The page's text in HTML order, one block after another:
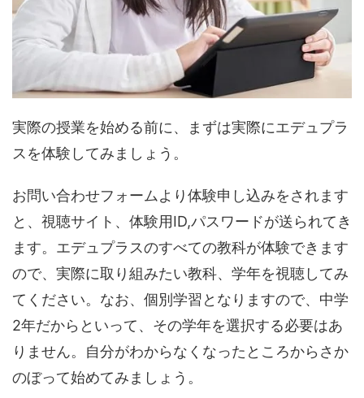
実際の授業を始める前に、まずは実際にエデュプラ
スを体験してみましょう。
お問い合わせフォームより体験申し込みをされます
と、視聴サイト、体験用ID,パスワードが送られてき
ます。エデュプラスのすべての教科が体験できます
ので、実際に取り組みたい教科、学年を視聴してみ
てください。なお、個別学習となりますので、中学
2年だからといって、その学年を選択する必要はあ
りません。自分がわからなくなったところからさか
のぼって始めてみましょう。